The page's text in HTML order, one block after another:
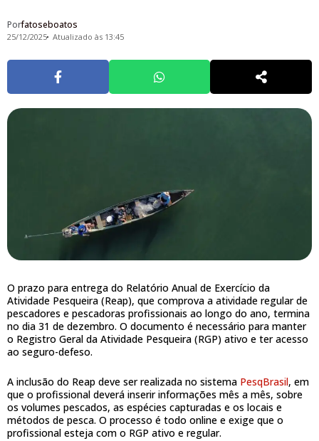
Porfatoseboatos
25/12/2025 Atualizado às 13:45
O prazo para entrega do Relatório Anual de Exercício da
Atividade Pesqueira (Reap), que comprova a atividade regular de
pescadores e pescadoras profissionais ao longo do ano, termina
no dia 31 de dezembro. O documento é necessário para manter
o Registro Geral da Atividade Pesqueira (RGP) ativo e ter acesso
ao seguro-defeso.
A inclusão do Reap deve ser realizada no sistema PesqBrasil, em
que o profissional deverá inserir informações mês a mês, sobre
os volumes pescados, as espécies capturadas e os locais e
métodos de pesca. O processo é todo online e exige que o
profissional esteja com o RGP ativo e regular.